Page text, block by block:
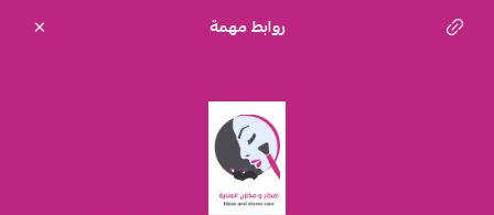
روابط مهمة